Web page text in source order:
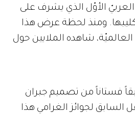
الأوّل الذي يشرف على
كليبها. ومنذ لحظة عرض هذا
شاهده الملايين حول
فستاناً من تصميم جبران
السابق لجوائز الغرامي هذا